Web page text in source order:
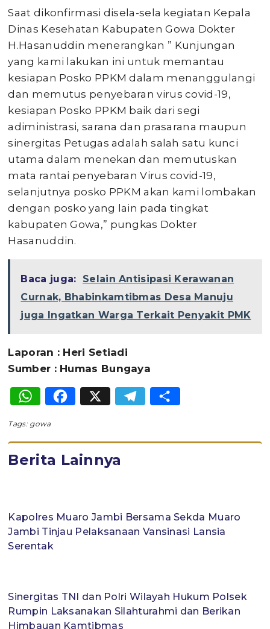
Saat dikonfirmasi disela-sela kegiatan Kepala
Dinas Kesehatan Kabupaten Gowa Dokter
H.Hasanuddin menerangkan ” Kunjungan
yang kami lakukan ini untuk memantau
kesiapan Posko PPKM dalam menanggulangi
dan memutus penyebaran virus covid-19,
kesiapan Posko PPKM baik dari segi
adiministrasi, sarana dan prasarana maupun
sinergitas Petugas adalah salah satu kunci
utama dalam menekan dan memutuskan
mata rantai penyebaran Virus covid-19,
selanjutnya posko PPKM akan kami lombakan
dengan posko yang lain pada tingkat
kabupaten Gowa,” pungkas Dokter
Hasanuddin.
Baca juga:
Selain Antisipasi Kerawanan
Curnak, Bhabinkamtibmas Desa Manuju
juga Ingatkan Warga Terkait Penyakit PMK
Laporan : Heri Setiadi
Sumber : Humas Bungaya
WhatsApp
Facebook
X Telegram
Tags: gowa
Berita Lainnya
Kapolres Muaro Jambi Bersama Sekda Muaro
Jambi Tinjau Pelaksanaan Vansinasi Lansia
Serentak
Sinergitas TNI dan Polri Wilayah Hukum Polsek
Rumpin Laksanakan Silahturahmi dan Berikan
Himbauan Kamtibmas